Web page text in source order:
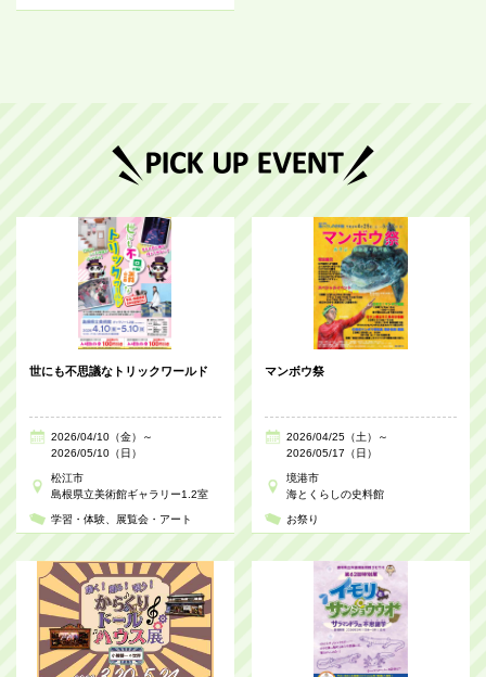
世にも不思議なトリックワールド
2026/04/10（金）～
2026/05/10（日）
松江市
島根県立美術館ギャラリー1.2室
学習・体験 展覧会・アート
マンボウ祭
2026/04/25（土）～
2026/05/17（日）
境港市
海とくらしの史料館
お祭り